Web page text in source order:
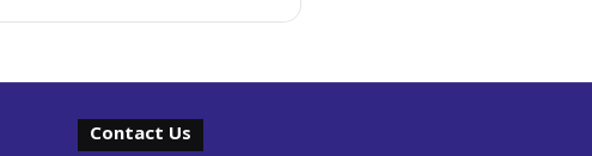
Contact Us